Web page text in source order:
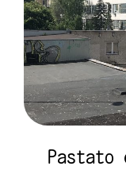
Pastato